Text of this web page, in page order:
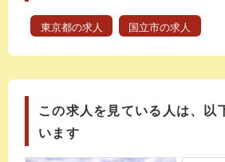
東京都の求人 国立市の求人
この求人を見ている人は、以
います